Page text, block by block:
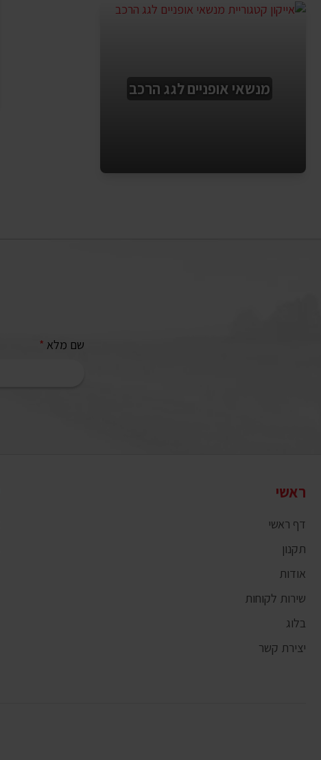
מנשאי אופניים לגג הרכב
שם מלא *
ראשי
דף ראשי
תקנון
אודות
שירות לקוחות
בלוג
יצירת קשר